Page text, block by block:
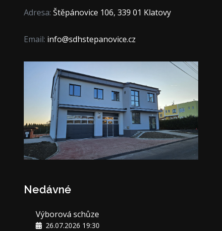
Adresa: Štěpánovice 106, 339 01 Klatovy
Email: info@sdhstepanovice.cz
Nedávné
Výborová schůze
26.07.2026 19:30